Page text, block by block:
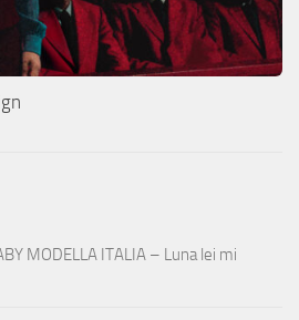
MODELLA ITALIA – Luna lei mi